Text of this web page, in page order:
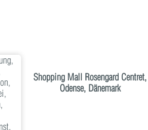
Shopping Mall Rosengard Centret,
Odense, Dänemark